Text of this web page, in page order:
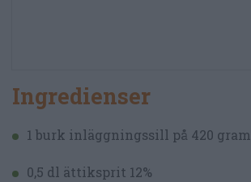
Ingredienser
1 burk inläggningssill på 420 gram
0,5 dl ättiksprit 12%